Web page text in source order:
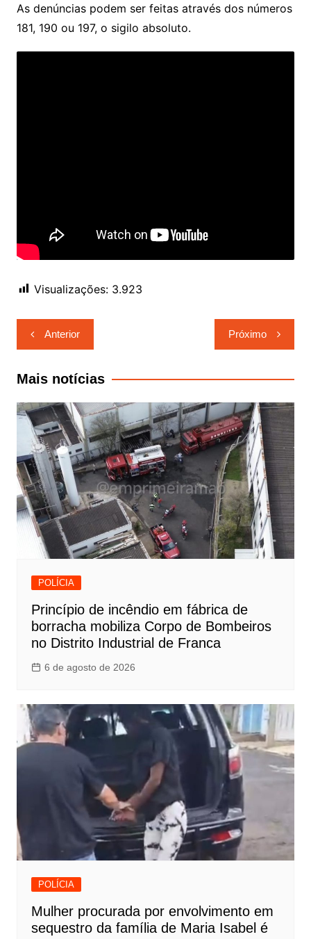
As denúncias podem ser feitas através dos números
181, 190 ou 197, o sigilo absoluto.
Visualizações: 3.923
Navegação
de
Post
Anterior Próximo
Mais notícias
POLÍCIA
Princípio de incêndio em fábrica de
borracha mobiliza Corpo de Bombeiros
no Distrito Industrial de Franca
6 de agosto de 2026
POLÍCIA
Mulher procurada por envolvimento em
sequestro da família de Maria Isabel é